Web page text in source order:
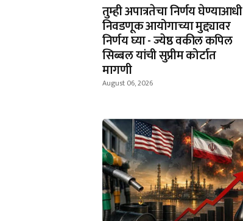
तुम्ही अपात्रतेचा निर्णय घेण्याआधी
निवडणूक आयोगाच्या मुद्द्यावर
निर्णय घ्या - ज्येष्ठ वकील कपिल
सिब्बल यांची सुप्रीम कोर्टात
मागणी
August 06, 2026